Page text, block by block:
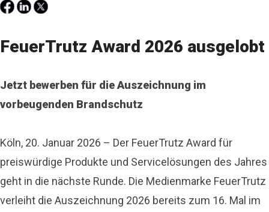
FeuerTrutz Award 2026 ausgelobt
Jetzt bewerben für die Auszeichnung im
vorbeugenden Brandschutz
Köln, 20. Januar 2026 – Der FeuerTrutz Award für
preiswürdige Produkte und Servicelösungen des Jahres
geht in die nächste Runde. Die Medienmarke FeuerTrutz
verleiht die Auszeichnung 2026 bereits zum 16. Mal im